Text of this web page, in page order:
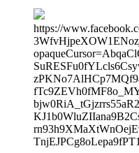
https://